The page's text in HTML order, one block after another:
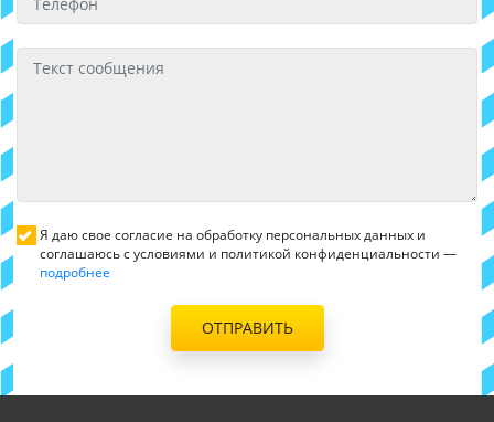
Я даю свое согласие на обработку персональных данных и
соглашаюсь с условиями и политикой конфиденциальности —
подробнее
ОТПРАВИТЬ